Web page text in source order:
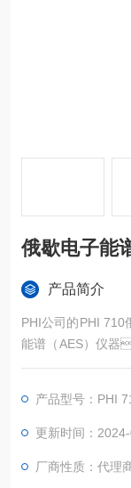
俄歇电子能
产品简介
PHI公司的PHI 710
能谱（AES）仪器
和多层结构表界
产品型号：PHI
更新时间：
厂商性质：代理